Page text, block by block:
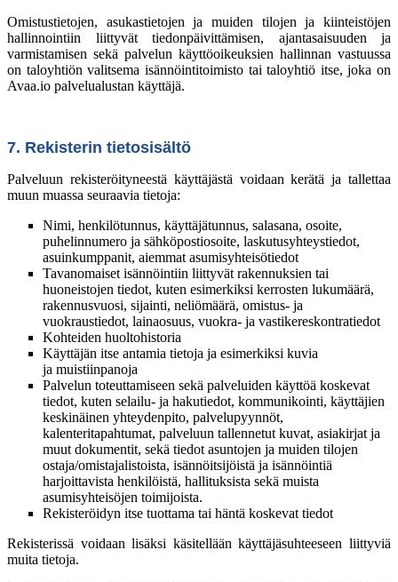
Omistustietojen, asukastietojen ja muiden tilojen ja kiinteistöjen
hallinnointiin liittyvät tiedonpäivittämisen, ajantasaisuuden ja
varmistamisen sekä palvelun käyttöoikeuksien hallinnan vastuussa
on taloyhtiön valitsema isännöintitoimisto tai taloyhtiö itse, joka on
Avaa.io palvelualustan käyttäjä.
7. Rekisterin tietosisältö
Palveluun rekisteröityneestä käyttäjästä voidaan kerätä ja tallettaa
muun muassa seuraavia tietoja:
Nimi, henkilötunnus, käyttäjätunnus, salasana, osoite,
puhelinnumero ja sähköpostiosoite, laskutusyhteystiedot,
asuinkumppanit, aiemmat asumisyhteisötiedot
Tavanomaiset isännöintiin liittyvät rakennuksien tai
huoneistojen tiedot, kuten esimerkiksi kerrosten lukumäärä,
rakennusvuosi, sijainti, neliömäärä, omistus- ja
vuokraustiedot, lainaosuus, vuokra- ja vastikereskontratiedot
Kohteiden huoltohistoria
Käyttäjän itse antamia tietoja ja esimerkiksi kuvia
ja muistiinpanoja
Palvelun toteuttamiseen sekä palveluiden käyttöä koskevat
tiedot, kuten selailu- ja hakutiedot, kommunikointi, käyttäjien
keskinäinen yhteydenpito, palvelupyynnöt,
kalenteritapahtumat, palveluun tallennetut kuvat, asiakirjat ja
muut dokumentit, sekä tiedot asuntojen ja muiden tilojen
ostaja/omistajalistoista, isännöitsijöistä ja isännöintiä
harjoittavista henkilöistä, hallituksista sekä muista
asumisyhteisöjen toimijoista.
Rekisteröidyn itse tuottama tai häntä koskevat tiedot
Rekisterissä voidaan lisäksi käsitellään käyttäjäsuhteeseen liittyviä
muita tietoja.